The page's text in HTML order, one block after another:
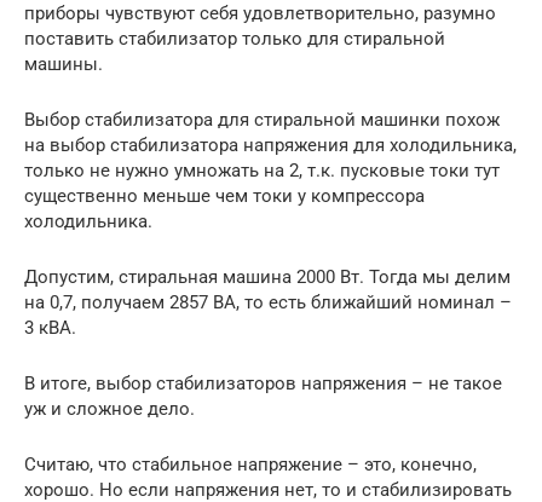
приборы чувствуют себя удовлетворительно, разумно
поставить стабилизатор только для стиральной
машины.
Выбор стабилизатора для стиральной машинки похож
на выбор стабилизатора напряжения для холодильника,
только не нужно умножать на 2, т.к. пусковые токи тут
существенно меньше чем токи у компрессора
холодильника.
Допустим, стиральная машина 2000 Вт. Тогда мы делим
на 0,7, получаем 2857 ВА, то есть ближайший номинал –
3 кВА.
В итоге, выбор стабилизаторов напряжения – не такое
уж и сложное дело.
Считаю, что стабильное напряжение – это, конечно,
хорошо. Но если напряжения нет, то и стабилизировать